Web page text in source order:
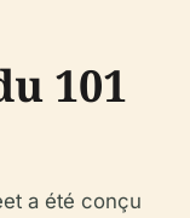
101
a été conçu